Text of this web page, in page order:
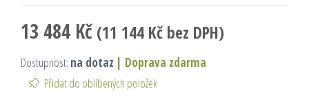
13 484 Kč (11 144 Kč bez DPH)
Dostupnost: na dotaz | Doprava zdarma
Přidat do oblíbených položek